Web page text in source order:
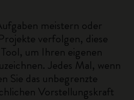
meistern oder
verfolgen, diese
um Ihren eigenen
Jedes Mal, wenn
Sie das unbegrenzte
Vorstellungskraft